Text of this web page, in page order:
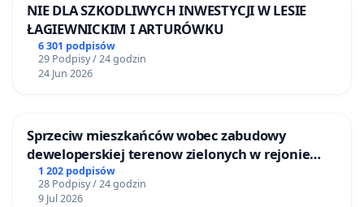
NIE DLA SZKODLIWYCH INWESTYCJI W LESIE
ŁAGIEWNICKIM I ARTURÓWKU
6 301 podpisów
29 Podpisy / 24 godzin
24 Jun 2026
Sprzeciw mieszkańców wobec zabudowy
deweloperskiej terenow zielonych w rejonie
Bulwarów Straceńskich w Bielsku-Białej
1 202 podpisów
28 Podpisy / 24 godzin
9 Jul 2026